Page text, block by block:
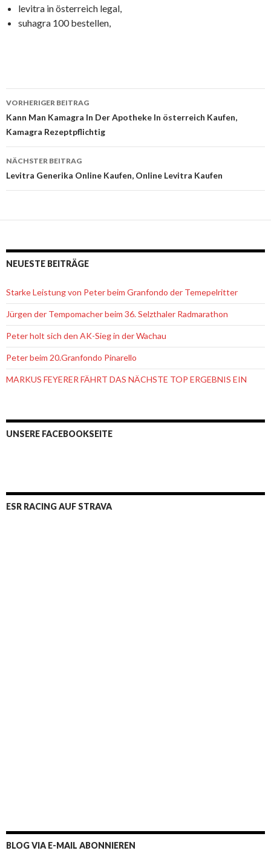
levitra in österreich legal,
suhagra 100 bestellen,
Beitrags-
Navigation
VORHERIGER BEITRAG
Kann Man Kamagra In Der Apotheke In österreich Kaufen,
Kamagra Rezeptpflichtig
NÄCHSTER BEITRAG
Levitra Generika Online Kaufen, Online Levitra Kaufen
NEUESTE BEITRÄGE
Starke Leistung von Peter beim Granfondo der Temepelritter
Jürgen der Tempomacher beim 36. Selzthaler Radmarathon
Peter holt sich den AK-Sieg in der Wachau
Peter beim 20.Granfondo Pinarello
MARKUS FEYERER FÄHRT DAS NÄCHSTE TOP ERGEBNIS EIN
UNSERE FACEBOOKSEITE
ESR RACING AUF STRAVA
BLOG VIA E-MAIL ABONNIEREN